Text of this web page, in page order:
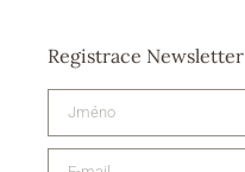
Registrace Newsletter